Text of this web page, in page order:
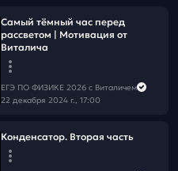
Самый тёмный час перед
рассветом | Мотивация от
Виталича
ЕГЭ ПО ФИЗИКЕ 2026 с Виталичем
22 декабря 2024 г., 17:00
Конденсатор. Вторая часть